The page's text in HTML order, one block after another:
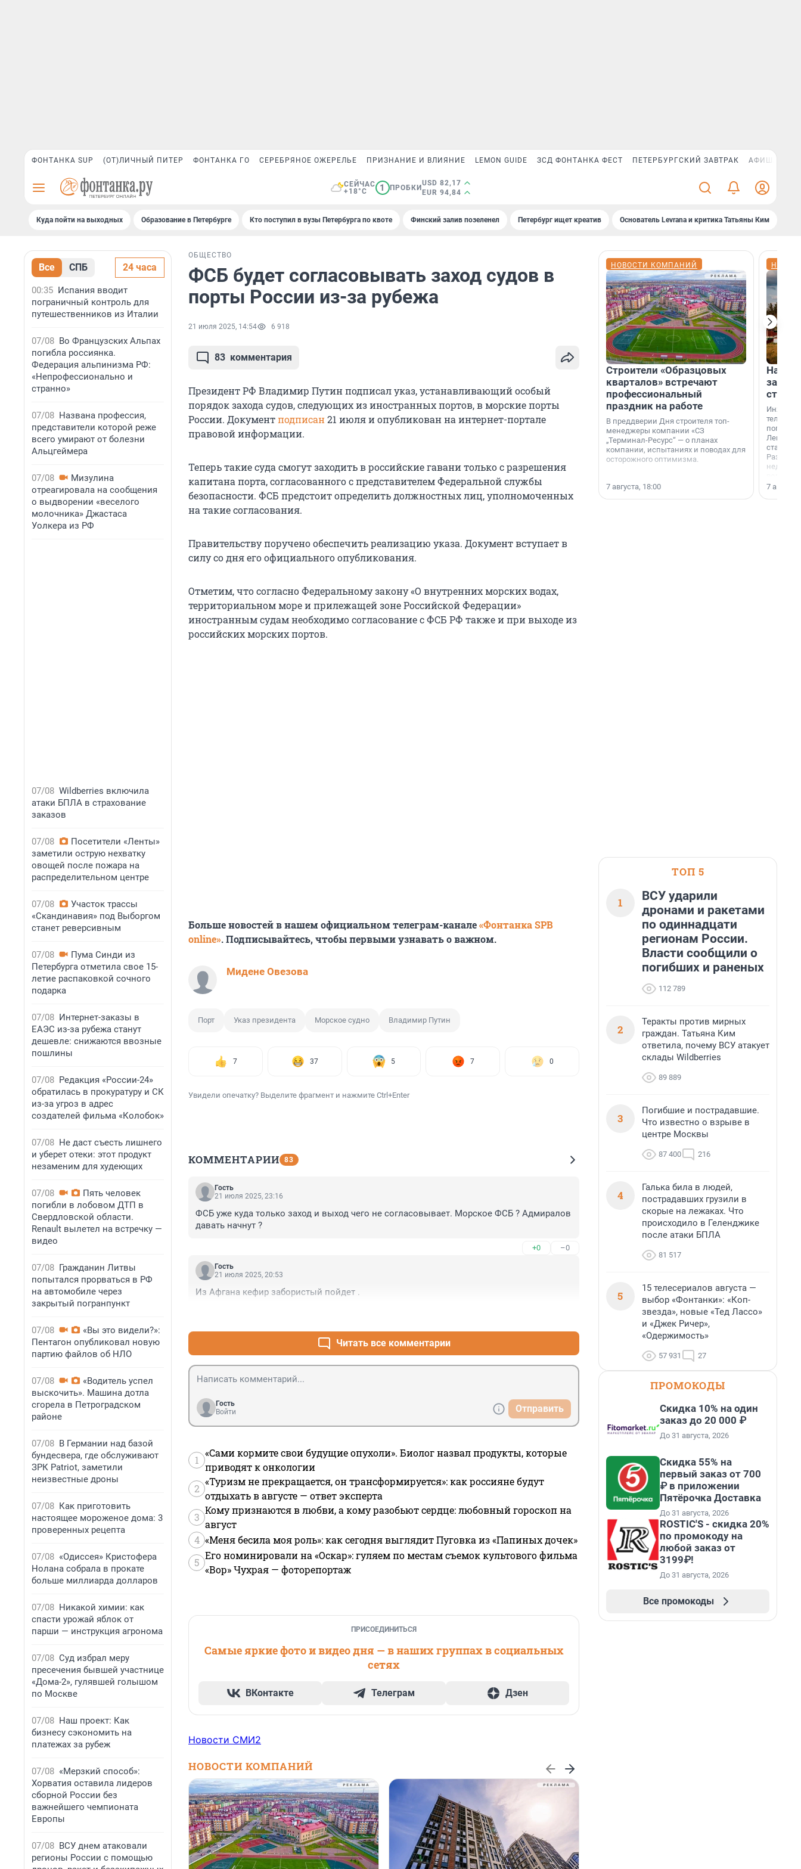
ФОНТАНКА SUP (ОТ)ЛИЧНЫЙ ПИТЕР ФОНТАНКА ГО СЕРЕБРЯНОЕ ОЖЕРЕЛЬЕ ПРИЗНАНИЕ И ВЛИЯНИЕ LEMON GUIDE ЗСД ФОНТАНКА ФЕСТ ПЕТЕРБУРГСКИЙ ЗАВТРАК АФИША PLUS
СЕЙЧАС
+18°C
1 ПРОБКИ
USD 82,17
EUR 94,84
Куда пойти на выходных Образование в Петербурге Кто поступил в вузы Петербурга по квоте Финский залив позеленел Петербург ищет креатив Основатель Levrana и критика Татьяны Ким
Все СПБ 24 часа
00:35 Испания вводит
пограничный контроль для
путешественников из Италии
07/08 Во Французских Альпах
погибла россиянка.
Федерация альпинизма РФ:
«Непрофессионально и
странно»
07/08 Названа профессия,
представители которой реже
всего умирают от болезни
Альцгеймера
07/08
Мизулина
отреагировала на сообщения
о выдворении «веселого
молочника» Джастаса
Уолкера из РФ
07/08 Wildberries включила
атаки БПЛА в страхование
заказов
07/08
Посетители «Ленты»
заметили острую нехватку
овощей после пожара на
распределительном центре
07/08
Участок трассы
«Скандинавия» под Выборгом
станет реверсивным
07/08
Пума Синди из
Петербурга отметила свое 15-
летие распаковкой сочного
подарка
07/08 Интернет-заказы в
ЕАЭС из-за рубежа станут
дешевле: снижаются ввозные
пошлины
07/08 Редакция «России-24»
обратилась в прокуратуру и СК
из-за угроз в адрес
создателей фильма «Колобок»
07/08 Не даст съесть лишнего
и уберет отеки: этот продукт
незаменим для худеющих
07/08
Пять человек
погибли в лобовом ДТП в
Свердловской области.
Renault вылетел на встречку —
видео
07/08 Гражданин Литвы
попытался прорваться в РФ
на автомобиле через
закрытый погранпункт
07/08
«Вы это видели?»:
Пентагон опубликовал новую
партию файлов об НЛО
07/08
«Водитель успел
выскочить». Машина дотла
сгорела в Петроградском
районе
07/08 В Германии над базой
бундесвера, где обслуживают
ЗРК Patriot, заметили
неизвестные дроны
07/08 Как приготовить
настоящее мороженое дома: 3
проверенных рецепта
07/08 «Одиссея» Кристофера
Нолана собрала в прокате
больше миллиарда долларов
07/08 Никакой химии: как
спасти урожай яблок от
парши — инструкция агронома
07/08 Суд избрал меру
пресечения бывшей участнице
«Дома-2», гулявшей голышом
по Москве
07/08 Наш проект: Как
бизнесу сэкономить на
платежах за рубеж
07/08 «Мерзкий способ»:
Хорватия оставила лидеров
сборной России без
важнейшего чемпионата
Европы
07/08 ВСУ днем атаковали
регионы России с помощью
ОБЩЕСТВО
ФСБ будет согласовывать заход судов в
порты России из-за рубежа
21 июля 2025, 14:54 6 918
83 комментария
Президент РФ Владимир Путин подписал указ, устанавливающий особый
порядок захода судов, следующих из иностранных портов, в морские порты
России. Документподписан21 июля и опубликован на интернет-портале
правовой информации.
Теперь такие суда смогут заходить в российские гавани только с разрешения
капитана порта, согласованного с представителем Федеральной службы
безопасности. ФСБ предстоит определить должностных лиц, уполномоченных
на такие согласования.
Правительству поручено обеспечить реализацию указа. Документ вступает в
силу со дня его официального опубликования.
Отметим, что согласно Федеральному закону «О внутренних морских водах,
территориальном море и прилежащей зоне Российской Федерации»
иностранным судам необходимо согласование с ФСБ РФ также и при выходе из
российских морских портов.
Больше новостей в нашем официальном телеграм-канале«Фонтанка SPB
online». Подписывайтесь, чтобы первыми узнавать о важном.
Мидене Овезова
Порт Указ президента Морское судно Владимир Путин
7 37 5 7 0
Увидели опечатку? Выделите фрагмент и нажмите Ctrl+Enter
КОММЕНТАРИИ 83
Гость
21 июля 2025, 23:16
ФСБ уже куда только заход и выход чего не согласовывает. Морское ФСБ ? Адмиралов
давать начнут ?
+0 –0
Гость
21 июля 2025, 20:53
Из Афгана кефир забористый пойдет .
Читать все комментарии
Гость
Войти
Отправить
1
«Сами кормите свои будущие опухоли». Биолог назвал продукты, которые
приводят к онкологии
2
«Туризм не прекращается, он трансформируется»: как россияне будут
отдыхать в августе — ответ эксперта
3
Кому признаются в любви, а кому разобьют сердце: любовный гороскоп на
август
4 «Меня бесила моя роль»: как сегодня выглядит Пуговка из «Папиных дочек»
5
Его номинировали на «Оскар»: гуляем по местам съемок культового фильма
«Вор» Чухрая — фоторепортаж
ПРИСОЕДИНИТЬСЯ
Самые яркие фото и видео дня — в наших группах в социальных
сетях
ВКонтакте Телеграм Дзен
Новости СМИ2
НОВОСТИ КОМПАНИЙ
НОВОСТИ КОМПАНИЙ
Строители «Образцовых
кварталов» встречают
профессиональный
праздник на работе
В преддверии Дня строителя топ-
менеджеры компании «СЗ
„Терминал-Ресурс“ — о планах
компании, испытаниях и поводах для
осторожного оптимизма.
7 августа, 18:00
На
станции
7
ТОП 5
1
ВСУ ударили
дронами и ракетами
по одиннадцати
регионам России.
Власти сообщили о
погибших и раненых
112 789
2
Теракты против мирных
граждан. Татьяна Ким
ответила, почему ВСУ атакует
склады Wildberries
89 889
3
Погибшие и пострадавшие.
Что известно о взрыве в
центре Москвы
87 400 216
4
Галька била в людей,
пострадавших грузили в
скорые на лежаках. Что
происходило в Геленджике
после атаки БПЛА
81 517
5
15 телесериалов августа —
выбор «Фонтанки»: «Коп-
звезда», новые «Тед Лассо»
и «Джек Ричер»,
«Одержимость»
57 931 27
ПРОМОКОДЫ
Скидка 10% на один
заказ до 20 000 ₽
До 31 августа, 2026
Скидка 55% на
первый заказ от 700
₽ в приложении
Пятёрочка Доставка
До 31 августа, 2026
ROSTIC'S - скидка 20%
по промокоду на
любой заказ от
3199₽!
До 31 августа, 2026
Все промокоды